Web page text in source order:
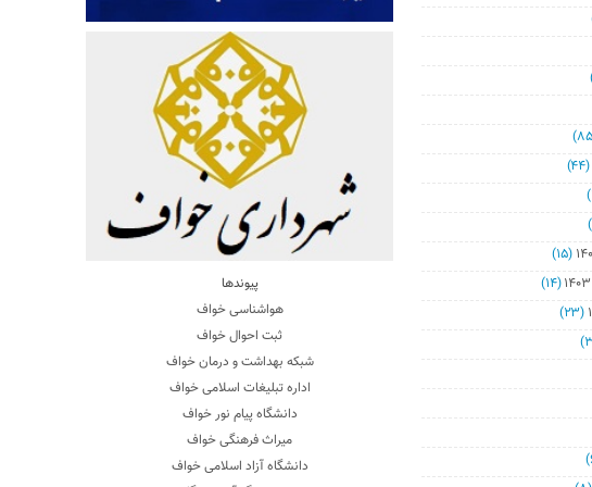
(۴۴)
(۱۵)
(۱۴)
(۲۳)
پیوندها
هواشناسی خواف
ثبت احوال خواف
شبکه بهداشت و درمان خواف
اداره تبلیغات اسلامی خواف
دانشگاه پیام نور خواف
میراث فرهنگی خواف
دانشگاه آزاد اسلامی خواف